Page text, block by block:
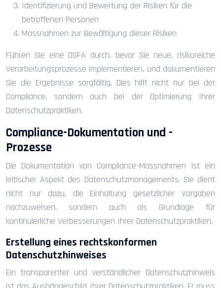
Identifizierung und Bewertung der Risiken für die
betroffenen Personen
Massnahmen zur Bewältigung dieser Risiken
Führen Sie eine DSFA durch, bevor Sie neue, risikoreiche
Verarbeitungsprozesse implementieren, und dokumentieren
Sie die Ergebnisse sorgfältig. Dies hilft nicht nur bei der
Compliance, sondern auch bei der Optimierung Ihrer
Datenschutzpraktiken.
Compliance-Dokumentation und -
Prozesse
Die Dokumentation von Compliance-Massnahmen ist ein
kritischer Aspekt des Datenschutzmanagements. Sie dient
nicht nur dazu, die Einhaltung gesetzlicher Vorgaben
nachzuweisen, sondern auch als Grundlage für
kontinuierliche Verbesserungen Ihrer Datenschutzpraktiken.
Erstellung eines rechtskonformen
Datenschutzhinweises
Ein transparenter und verständlicher Datenschutzhinweis